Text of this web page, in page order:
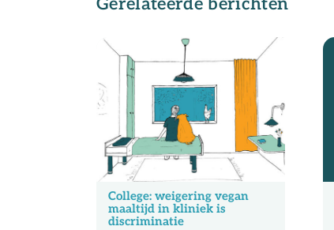
College: weigering vegan
maaltijd in kliniek is
discriminatie